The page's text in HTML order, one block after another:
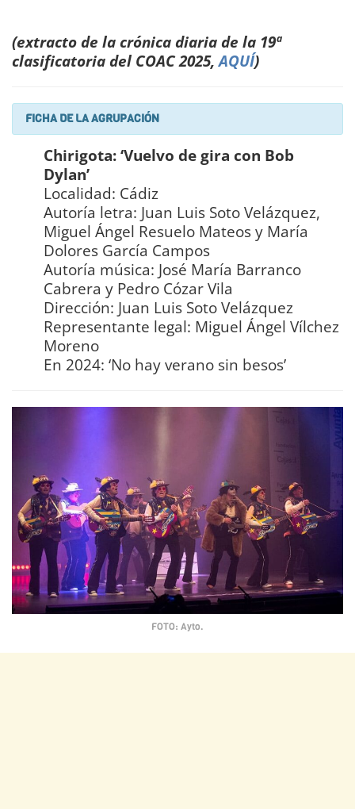
(extracto de la crónica diaria de la 19ª
clasificatoria del COAC 2025,AQUÍ)
FICHA DE LA AGRUPACIÓN
Chirigota: ‘Vuelvo de gira con Bob
Dylan’
Localidad: Cádiz
Autoría letra: Juan Luis Soto Velázquez,
Miguel Ángel Resuelo Mateos y María
Dolores García Campos
Autoría música: José María Barranco
Cabrera y Pedro Cózar Vila
Dirección: Juan Luis Soto Velázquez
Representante legal: Miguel Ángel Vílchez
Moreno
En 2024: ‘No hay verano sin besos’
FOTO: Ayto.